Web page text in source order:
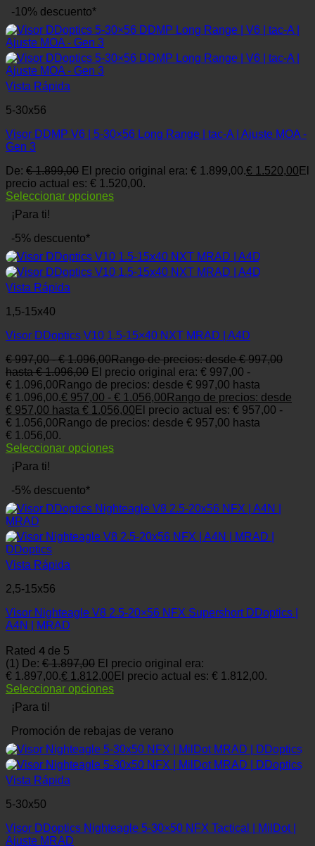
-10% descuento*
Vista Rápida
5-30x56
Visor DDMP V6 | 5-30×56 Long Range | tac-A | Ajuste MOA -
Gen 3
De: €1.899,00 El precio original era: € 1.899,00.€ 1.520,00 El
precio actual es: € 1.520,00.
Seleccionar opciones
¡Para ti!
-5% descuento*
Vista Rápida
1,5-15x40
Visor DDoptics V10 1.5-15×40 NXT MRAD | A4D
€997,00 - €1.096,00Rango de precios: desde € 997,00
hasta € 1.096,00 El precio original era: € 997,00 -
€ 1.096,00Rango de precios: desde € 997,00 hasta
€ 1.096,00.€ 957,00 - € 1.056,00 Rango de precios: desde
€ 957,00 hasta € 1.056,00 El precio actual es: € 957,00 -
€ 1.056,00Rango de precios: desde € 957,00 hasta
€ 1.056,00.
Seleccionar opciones
¡Para ti!
-5% descuento*
Vista Rápida
2,5-15x56
Visor Nighteagle V8 2.5-20×56 NFX Supershort DDoptics |
A4N | MRAD
Rated 4 de 5
(1) De: €1.897,00 El precio original era:
€ 1.897,00.€ 1.812,00 El precio actual es: € 1.812,00.
Seleccionar opciones
¡Para ti!
Promoción de rebajas de verano
Vista Rápida
5-30x50
Visor DDoptics Nighteagle 5-30×50 NFX Tactical | MilDot |
Ajuste MRAD